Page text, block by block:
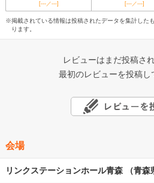
[---／---] [---／---]
※掲載されている情報は投稿されたデータを集計した
ります。
レビューはまだ投稿さ
最初のレビューを投稿し
会場
リンクステーションホール青森 （青森